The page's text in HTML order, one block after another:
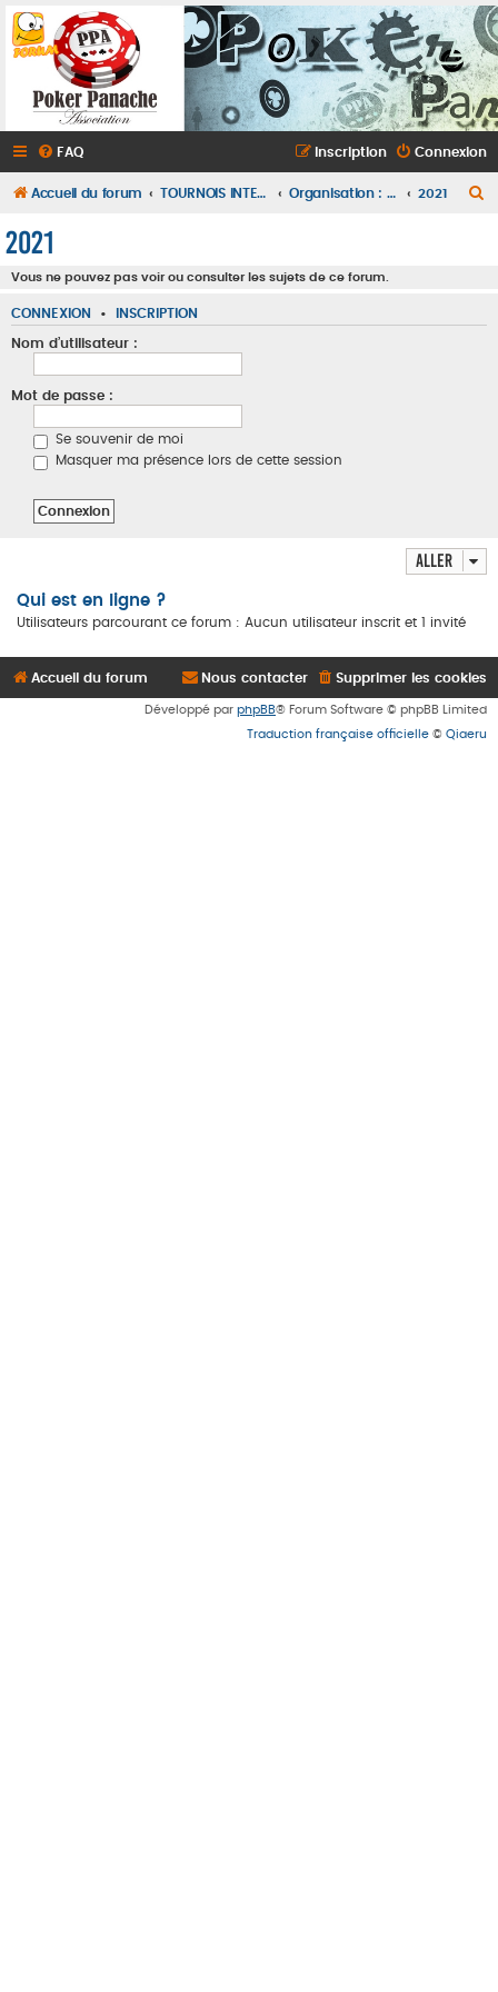
FAQ Connexion
Inscription
Accueil du forum TOURNOIS INTERNES Organisation : qui participera à quelle manche ? 2021
2021
Vous ne pouvez pas voir ou consulter les sujets de ce forum.
CONNEXION • INSCRIPTION
Nom d’utilisateur :
Mot de passe :
Se souvenir de moi
Masquer ma présence lors de cette session
Aller
Qui est en ligne ?
Utilisateurs parcourant ce forum : Aucun utilisateur inscrit et 1 invité
Accueil du forum Supprimer les cookies
Nous contacter
Développé par phpBB® Forum Software © phpBB Limited
Traduction française officielle © Qiaeru